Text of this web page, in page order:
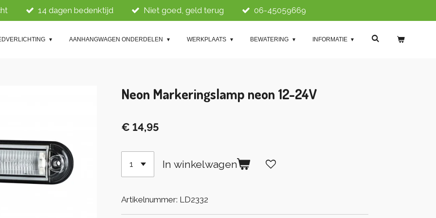
14 dagen bedenktijd Niet goed, geld terug 06-45059669
AANHANGWAGEN ONDERDELEN WERKPLAATS BEWATERING INFORMATIE
Neon Markeringslamp neon 12-24V
€ 14,95
In winkelwagen
Artikelnummer: LD2332